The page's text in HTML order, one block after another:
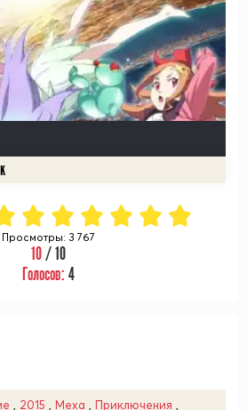
Просмотры: 3 767
10/ 10
Голосов: 4
2015 Меха Приключения